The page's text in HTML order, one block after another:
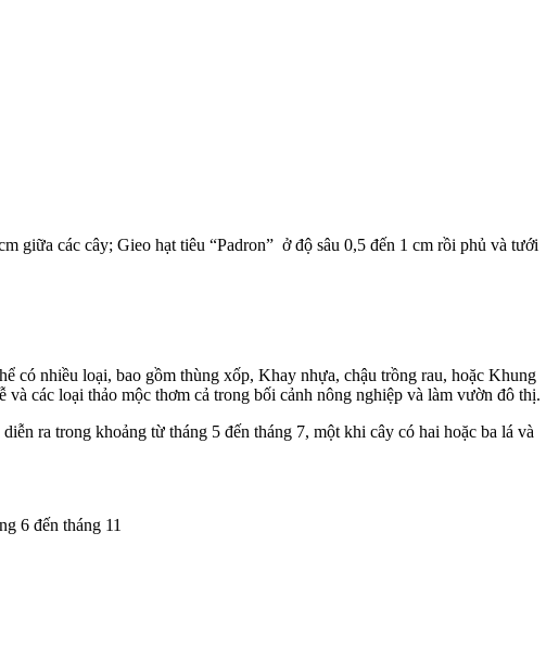
giữa các cây; Gieo hạt tiêu “Padron” ở độ sâu 0,5 đến 1 cm rồi phủ và tưới
có nhiều loại, bao gồm thùng xốp, Khay nhựa, chậu trồng rau, hoặc Khung
các loại thảo mộc thơm cả trong bối cảnh nông nghiệp và làm vườn đô thị.
ra trong khoảng từ tháng 5 đến tháng 7, một khi cây có hai hoặc ba lá và
6 đến tháng 11